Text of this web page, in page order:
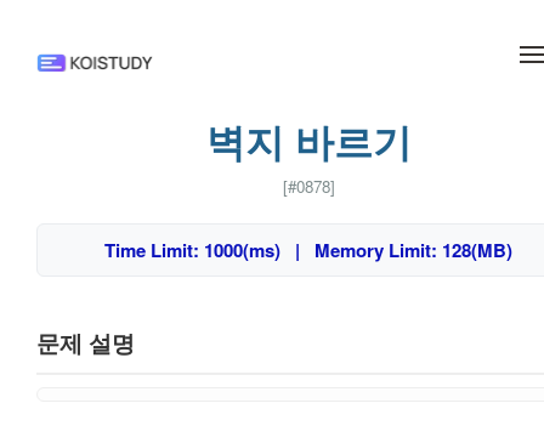
벽지 바르기
[#0878]
Time Limit: 1000(ms) | Memory Limit: 128(MB)
문제 설명